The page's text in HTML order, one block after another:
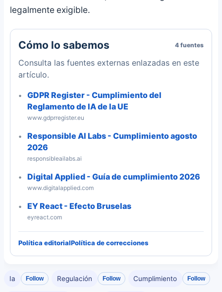
legalmente exigible.
Cómo lo sabemos 4 fuentes
Consulta las fuentes externas enlazadas en este
artículo.
GDPR Register - Cumplimiento del
Reglamento de IA de la UE
www.gdprregister.eu
Responsible AI Labs - Cumplimiento agosto
2026
responsibleailabs.ai
Digital Applied - Guía de cumplimiento 2026
www.digitalapplied.com
EY React - Efecto Bruselas
eyreact.com
Política editorialPolítica de correcciones
Ia Follow Regulación Follow Cumplimiento Follow